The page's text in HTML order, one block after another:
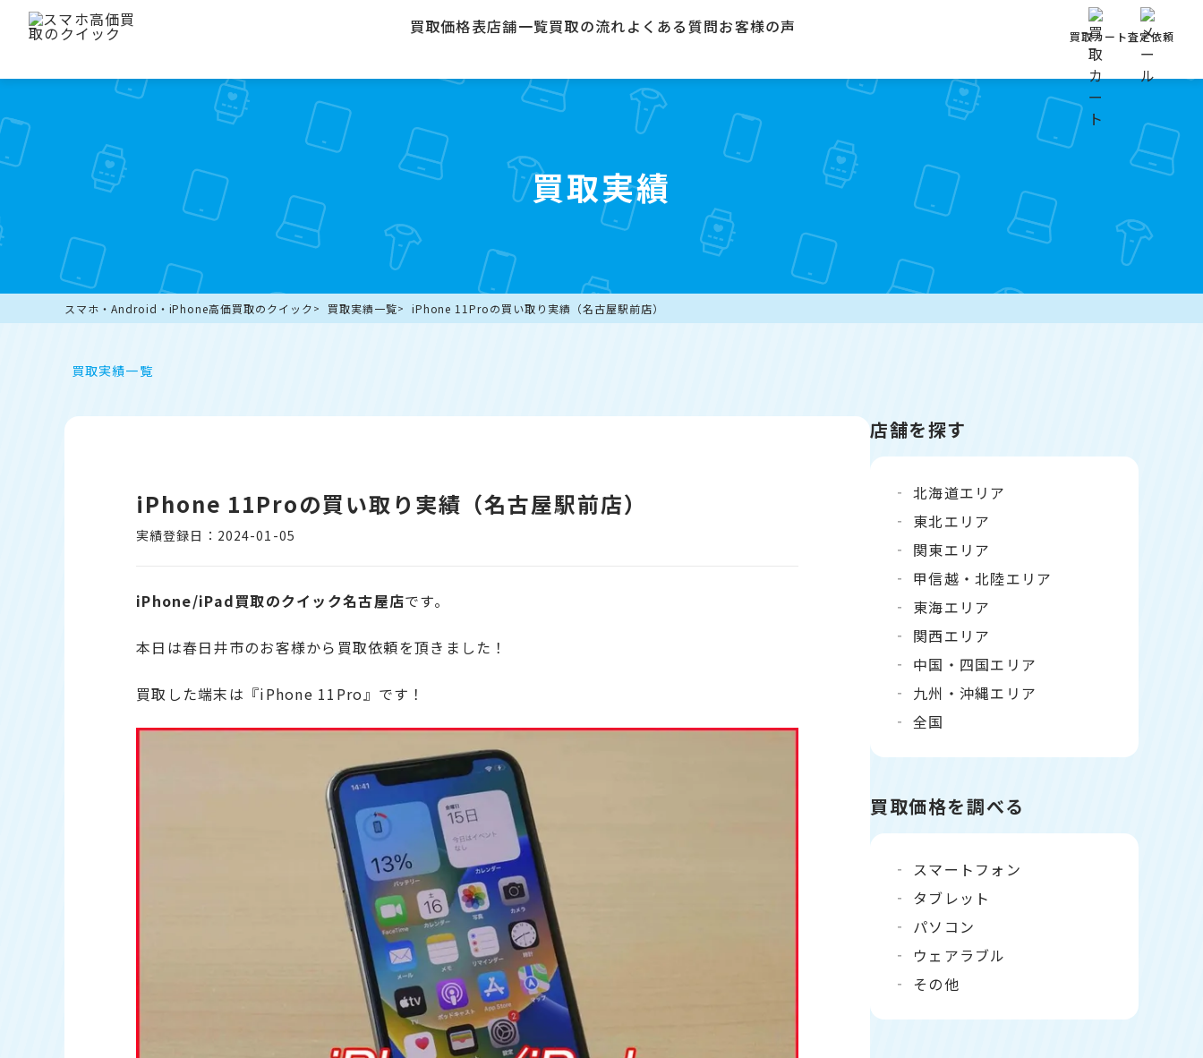
買取価格表店舗一覧買取の流れよくある質問お客様の声 買取カート査定依頼
買取実績
スマホ・Android・iPhone高価買取のクイック 買取実績一覧 iPhone 11Proの買い取り実績（名古屋駅前店）
買取実績一覧
iPhone 11Proの買い取り実績（名古屋駅前店）
実績登録日：2024-01-05
iPhone/iPad買取のクイック名古屋店です。
本日は春日井市のお客様から買取依頼を頂きました！
買取した端末は『iPhone 11Pro』です！
店舗を探す
北海道エリア
東北エリア
関東エリア
甲信越・北陸エリア
東海エリア
関西エリア
中国・四国エリア
九州・沖縄エリア
全国
買取価格を調べる
スマートフォン
タブレット
パソコン
ウェアラブル
その他